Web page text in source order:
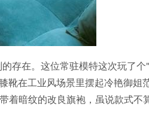
存在。这位常驻模特这次玩了个
靴在工业风场景里摆起冷艳御姐
着暗纹的改良旗袍，虽说款式不